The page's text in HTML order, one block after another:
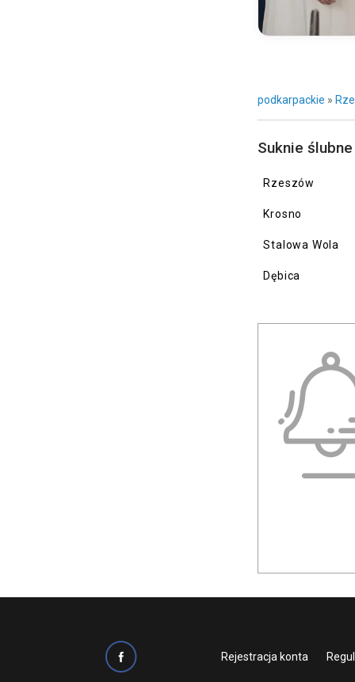
podkarpackie »
Suknie
Rzeszów
Krosno
Stalowa Wola
Dębica
Essense of Australia Rejestracja konta